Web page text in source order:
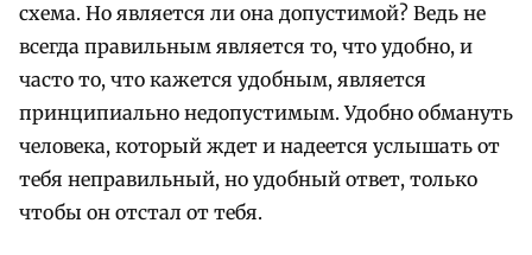
схема. Но является ли она допустимой? Ведь не
всегда правильным является то, что удобно, и
часто то, что кажется удобным, является
принципиально недопустимым. Удобно обмануть
человека, который ждет и надеется услышать от
тебя неправильный, но удобный ответ, только
чтобы он отстал от тебя.